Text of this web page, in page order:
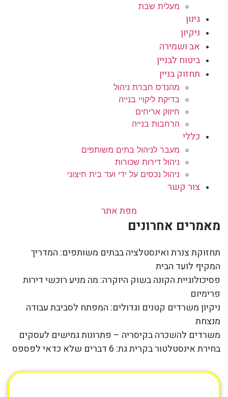
מעלית שבת
גינון
ניקיון
אב ושמירה
ביטוח לבניין
תחזוק בניין
מהנדס חברת ניהול
בדיקת ליקויי בנייה
חיזוק אריחים
הרחבות בנייה
כללי
מעבר לניהול בתים משותפים
ניהול דירות שכורות
ניהול נכסים על ידי ועד בית חיצוני
צור קשר
מפת אתר
מאמרים אחרונים
תחזוקת צנרת ואינסטלציה בבתים משותפים: המדריך
המקיף לועד הבית
פסיכולוגיית הקונה בשוק היוקרה: מה מניע רוכשי דירות
פרימיום
ניקיון משרדים קטנים וגדולים: המפתח לסביבת עבודה
מנצחת
משרדים להשכרה בקיסריה – פתרונות גמישים לעסקים
בחירת אינסטלטור בקרית גת: 6 דברים שלא כדאי לפספס